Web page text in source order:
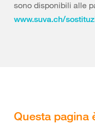
sono disponibili alle
www.suva.ch/
Questa pagina